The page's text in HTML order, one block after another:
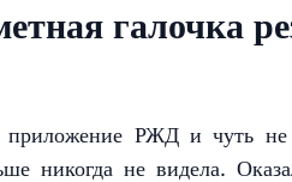
галочка
приложение РЖД и чуть
никогда не видела.